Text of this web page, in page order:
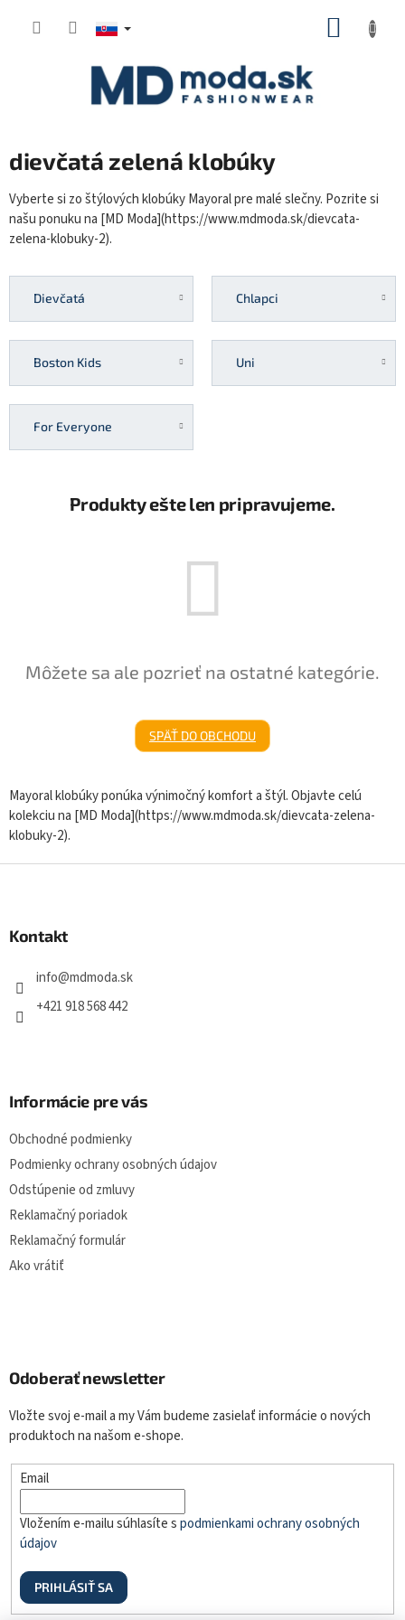
dievčatá zelená klobúky
Vyberte si zo štýlových klobúky Mayoral pre malé slečny. Pozrite si
našu ponuku na [MD Moda](https://www.mdmoda.sk/dievcata-
zelena-klobuky-2).
Dievčatá Chlapci
Boston Kids Uni
For Everyone
Produkty ešte len pripravujeme.
Môžete sa ale pozrieť na ostatné kategórie.
SPÄŤ DO OBCHODU
Mayoral klobúky ponúka výnimočný komfort a štýl. Objavte celú
kolekciu na [MD Moda](https://www.mdmoda.sk/dievcata-zelena-
klobuky-2).
Kontakt
info@mdmoda.sk
+421 918 568 442
Informácie pre vás
Obchodné podmienky
Podmienky ochrany osobných údajov
Odstúpenie od zmluvy
Reklamačný poriadok
Reklamačný formulár
Ako vrátiť
Odoberať newsletter
Vložte svoj e-mail a my Vám budeme zasielať informácie o nových
produktoch na našom e-shope.
Email
Vložením e-mailu súhlasíte spodmienkami ochrany osobných
údajov
PRIHLÁSIŤ SA